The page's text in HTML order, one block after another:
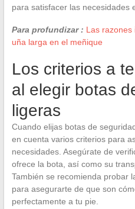
para satisfacer las necesidades
Para profundizar : Las razones
uña larga en el meñique
Los criterios a
al elegir botas
ligeras
Cuando elijas botas de
en cuenta varios criterios para
necesidades. Asegúrate de
ofrece la bota, así como su
También se recomienda probar
para asegurarte de que son
perfectamente a tu pie.